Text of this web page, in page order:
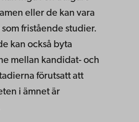
eller de kan vara
fristående studier.
kan också byta
mellan kandidat- och
förutsatt att
i ämnet är